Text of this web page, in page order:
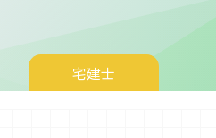
宅建士